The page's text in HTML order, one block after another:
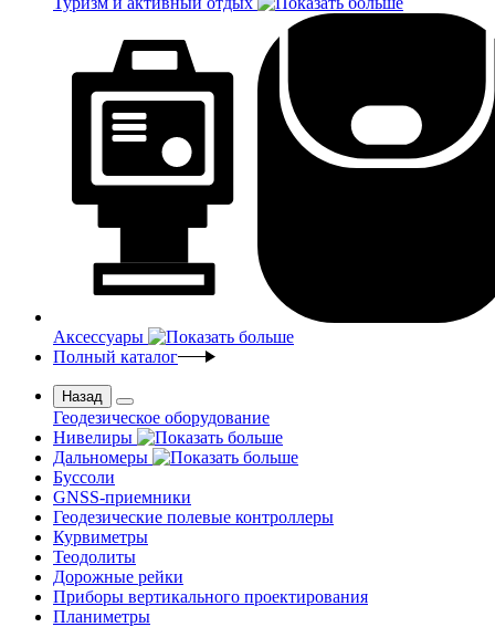
Аксессуары
Полный каталог
Назад
Геодезическое оборудование
Нивелиры
Дальномеры
Буссоли
GNSS-приемники
Геодезические полевые контроллеры
Курвиметры
Теодолиты
Дорожные рейки
Приборы вертикального проектирования
Планиметры